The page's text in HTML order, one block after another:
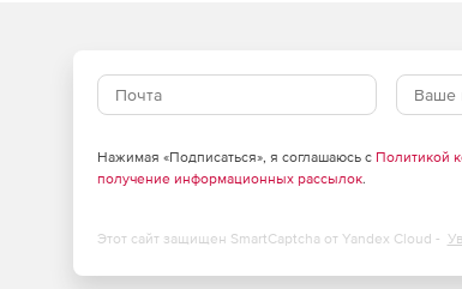
Нажимая «Подписаться», я соглашаюсь с Политикой
получение информационных рассылок.
Этот сайт защищен SmartCaptcha от Yandex Cloud -